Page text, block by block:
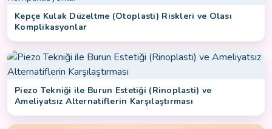
Kepçe Kulak Düzeltme (Otoplasti) Riskleri ve Olası
Komplikasyonlar
Piezo Tekniği ile Burun Estetiği (Rinoplasti) ve
Ameliyatsız Alternatiflerin Karşılaştırması